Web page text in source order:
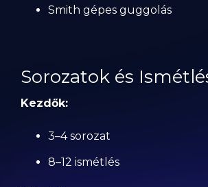
Smith gépes guggolás
Sorozatok és
Kezdők:
3–4 sorozat
8–12 ismétlés